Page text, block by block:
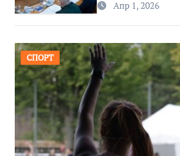
Апр 1, 2026
СПОРТ